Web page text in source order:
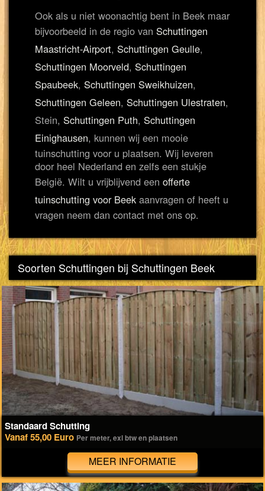
Ook als u niet woonachtig bent in Beek maar
bijvoorbeeld in de regio van Schuttingen
Maastricht-Airport, Schuttingen Geulle,
Schuttingen Moorveld, Schuttingen
Spaubeek, Schuttingen Sweikhuizen,
Schuttingen Geleen, Schuttingen Ulestraten,
Stein, Schuttingen Puth, Schuttingen
Einighausen, kunnen wij een mooie
tuinschutting voor u plaatsen. Wij leveren
door heel Nederland en zelfs een stukje
België. Wilt u vrijblijvend een offerte
tuinschutting voor Beek aanvragen of heeft u
vragen neem dan contact met ons op.
Soorten Schuttingen bij Schuttingen Beek
Standaard Schutting
Vanaf 55,00 Euro Per meter, exl btw en plaatsen
MEER INFORMATIE